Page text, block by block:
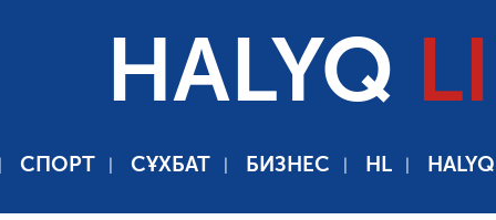
HALYQ
СПОРТ СҰХБАТ БИЗНЕС HL